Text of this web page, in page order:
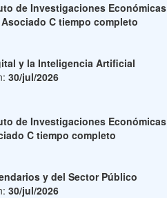
de Investigaciones Económicas
C tiempo completo
y la Inteligencia Artificial
30/jul/2026
de Investigaciones Económicas
C tiempo completo
y del Sector Público
30/jul/2026